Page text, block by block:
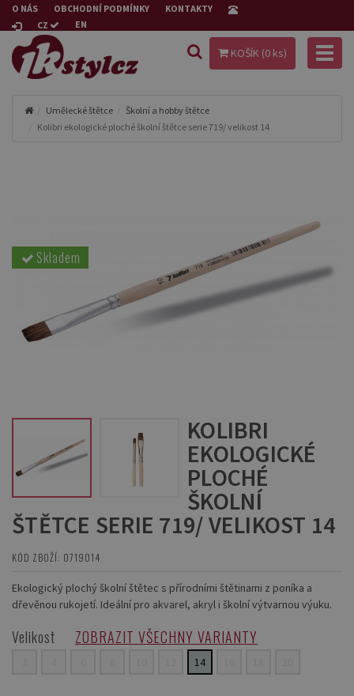
O NÁS OBCHODNÍ PODMÍNKY
KONTAKTY
CZ
EN
KOŠÍK (0 ks)
Umělecké štětce
Školní a hobby štětce
Kolibri ekologické ploché školní štětce serie 719/ velikost 14
Skladem
KOLIBRI
EKOLOGICKÉ
PLOCHÉ
ŠKOLNÍ
ŠTĚTCE SERIE 719/ VELIKOST 14
KÓD ZBOŽÍ: 0719014
Ekologický plochý školní štětec s přírodními štětinami z poníka a
dřevěnou rukojetí. Ideální pro akvarel, akryl i školní výtvarnou výuku.
Velikost ZOBRAZIT VŠECHNY VARIANTY
14